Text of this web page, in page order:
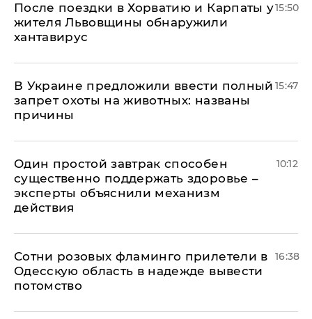
После поездки в Хорватию и Карпаты у
жителя Львовщины обнаружили
хантавирус
15:50
В Украине предложили ввести полный
запрет охоты на животных: названы
причины
15:47
Один простой завтрак способен
существенно поддержать здоровье –
эксперты объяснили механизм
действия
10:12
Сотни розовых фламинго прилетели в
Одесскую область в надежде вывести
потомство
16:38